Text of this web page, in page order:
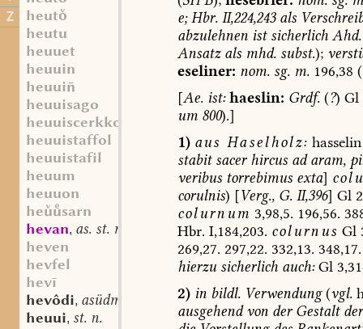
Z
heut
heutu
heuuet
heuuin
heuui
heuuisago
heuuiscerkko
heuuistaffol
heuuistafil
heuum
heuuon
hesarn
hevan, as. st. m.
heven
hevfel
hevī
hevôdi, asüdmfrk. st. n.
heuui, st. n.
e;Hbr.II,224,243als
abzulehnenistsicherlichAhd.
Ansatzalsmhd.subst.);
eseliner: nom.sg. m.196,38 (
[Ae.ist: haeslin: Grdf.(?) Gl
um800).]
1) aus Haselholz: hasselin
stabit sacerhircusadaram,
veribustorrebimus exta]
corulnis) [Verg.,G.II,396] Gl
colurnum 3,98,5. 196,56.
Hbr. I,184,203. colurnus Gl
269,27. 297,22. 332,13. 348,17.
hierzu sicherlichauch:Gl
2) inbildl.Verwendung(vgl.
ausgehendvon derGestaltder